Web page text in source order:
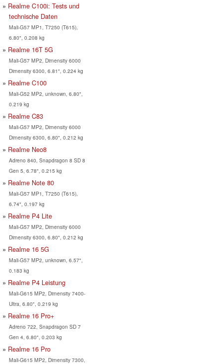
Realme C100i: Tests und
technische Daten
Mali-G57 MP1, T7250 (T615),
6.80", 0.208 kg
Realme 16T 5G
Mali-G57 MP2, Dimensity 6000
Dimensity 6300, 6.81", 0.224 kg
Realme C100
Mali-G52 MP2, unknown, 6.80",
0.219 kg
Realme C83
Mali-G57 MP2, Dimensity 6000
Dimensity 6300, 6.80", 0.212 kg
Realme Neo8
Adreno 840, Snapdragon 8 SD 8
Gen 5, 6.78", 0.215 kg
Realme Note 80
Mali-G57 MP1, T7250 (T615),
6.74", 0.197 kg
Realme P4 Lite
Mali-G57 MP2, Dimensity 6000
Dimensity 6300, 6.80", 0.212 kg
Realme 16 5G
Mali-G57 MP2, unknown, 6.57",
0.183 kg
Realme P4 Leistung
Mali-G615 MP2, Dimensity 7400-
Ultra, 6.80", 0.219 kg
Realme 16 Pro+
Adreno 722, Snapdragon SD 7
Gen 4, 6.80", 0.203 kg
Realme 16 Pro
Mali-G615 MP2, Dimensity 7300,